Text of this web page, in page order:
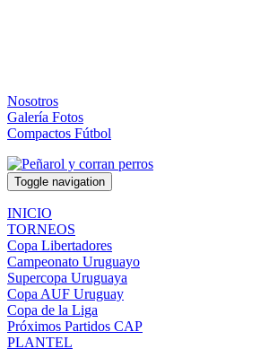
Nosotros
Galería Fotos
Compactos Fútbol
Toggle navigation
INICIO
TORNEOS
Copa Libertadores
Campeonato Uruguayo
Supercopa Uruguaya
Copa AUF Uruguay
Copa de la Liga
Próximos Partidos CAP
PLANTEL